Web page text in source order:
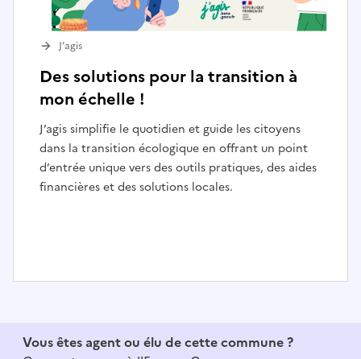
Des solutions pour la transition à
mon échelle !
J’agis simplifie le quotidien et guide les citoyens
dans la transition écologique en offrant un point
d’entrée unique vers des outils pratiques, des aides
financières et des solutions locales.
J’agis
Vous êtes agent ou élu de cette commune ?